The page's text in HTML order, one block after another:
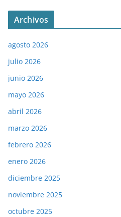
Archivos
agosto 2026
julio 2026
junio 2026
mayo 2026
abril 2026
marzo 2026
febrero 2026
enero 2026
diciembre 2025
noviembre 2025
octubre 2025